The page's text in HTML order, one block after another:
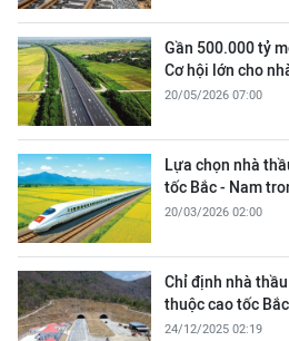
Gần 500.000 tỷ
Cơ hội lớn cho
20/05/2026 07:00
Lựa chọn nhà
tốc Bắc - Nam
20/03/2026 02:00
Chỉ định nhà
thuộc cao tốc
24/12/2025 02:19